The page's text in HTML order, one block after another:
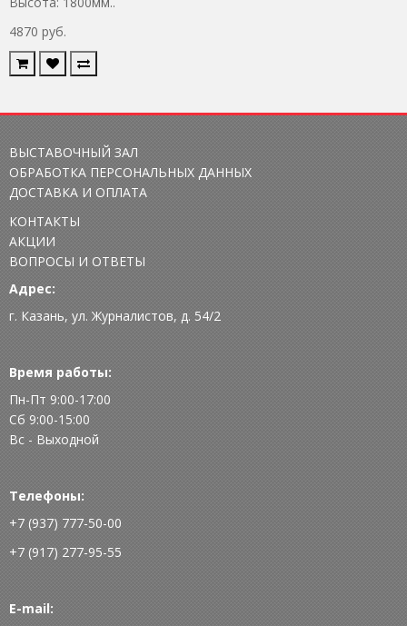
4870 руб.
ВЫСТАВОЧНЫЙ ЗАЛ
ОБРАБОТКА ПЕРСОНАЛЬНЫХ ДАННЫХ
ДОСТАВКА И ОПЛАТА
КОНТАКТЫ
АКЦИИ
ВОПРОСЫ И ОТВЕТЫ
Адрес:
г. Казань, ул. Журналистов, д. 54/2
Время работы:
Пн-Пт 9:00-17:00
Сб 9:00-15:00
Вс - Выходной
Телефоны:
+7 (937) 777-50-00
+7 (917) 277-95-55
E-mail: